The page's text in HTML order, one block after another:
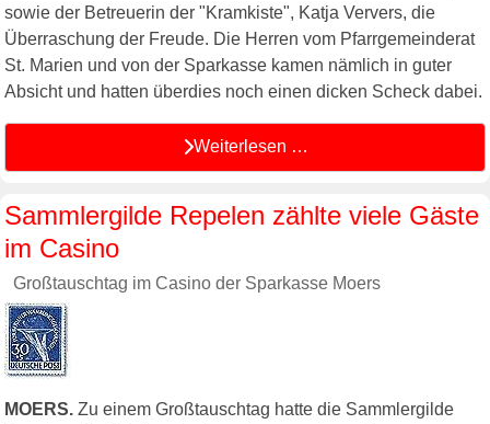
sowie der Betreuerin der "Kramkiste", Katja Ververs, die
Überraschung der Freude. Die Herren vom Pfarrgemeinderat
St. Marien und von der Sparkasse kamen nämlich in guter
Absicht und hatten überdies noch einen dicken Scheck dabei.
Weiterlesen …
Sammlergilde Repelen zählte viele Gäste
im Casino
Großtauschtag im Casino der Sparkasse Moers
MOERS. Zu einem Großtauschtag hatte die Sammlergilde